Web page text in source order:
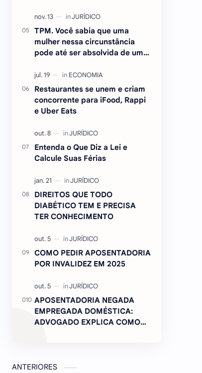
TPM. Você sabia que uma
mulher nessa circunstância
pode até ser absolvida de um
Restaurantes se unem e criam
concorrente para iFood, Rappi
e Uber Eats
Entenda o Que Diz a Lei e
Calcule Suas Férias
DIREITOS QUE TODO
DIABÉTICO TEM E PRECISA
TER CONHECIMENTO
COMO PEDIR APOSENTADORIA
POR INVALIDEZ EM 2025
APOSENTADORIA NEGADA
EMPREGADA DOMÉSTICA:
ADVOGADO EXPLICA COMO
ANTERIORES